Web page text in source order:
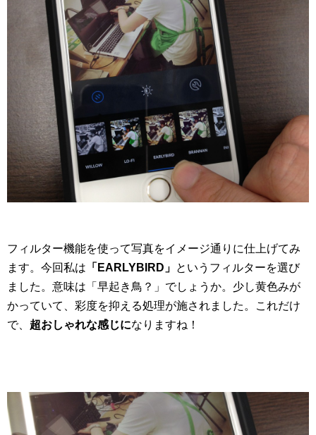
フィルター機能を使って写真をイメージ通りに仕上げてみ
ます。今回私は 「EARLYBIRD」 というフィルターを選び
ました。意味は「早起き鳥？」でしょうか。少し黄色みが
かっていて、彩度を抑える処理が施されました。これだけ
で、 超おしゃれな感じになりますね！